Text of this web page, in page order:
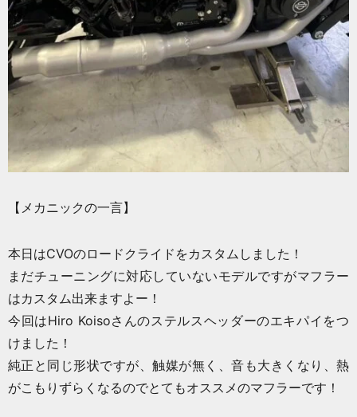
【メカニックの一言】
本日はCVOのロードクライドをカスタムしました！
まだチューニングに対応していないモデルですがマフラー
はカスタム出来ますよー！
今回はHiro Koisoさんのステルスヘッダーのエキパイをつ
けました！
純正と同じ形状ですが、触媒が無く、音も大きくなり、熱
がこもりずらくなるのでとてもオススメのマフラーです！